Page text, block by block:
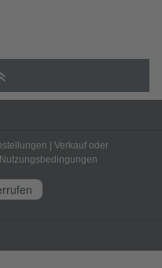
| Verkauf oder
Nutzungsbedingungen